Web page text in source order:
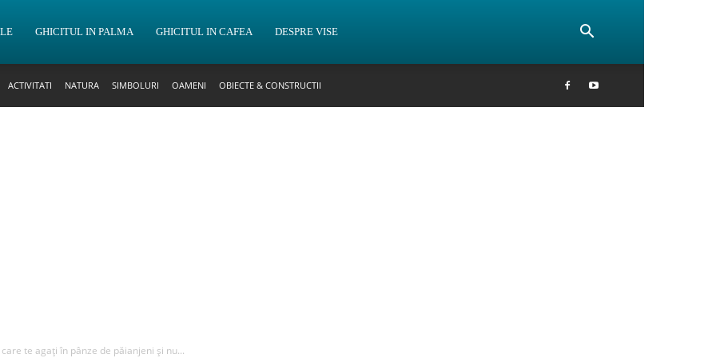
GHICITUL IN PALMA GHICITUL IN CAFEA DESPRE VISE
ACTIVITATI NATURA SIMBOLURI OAMENI OBIECTE & CONSTRUCTII
te agați în pânze de păianjeni și nu...